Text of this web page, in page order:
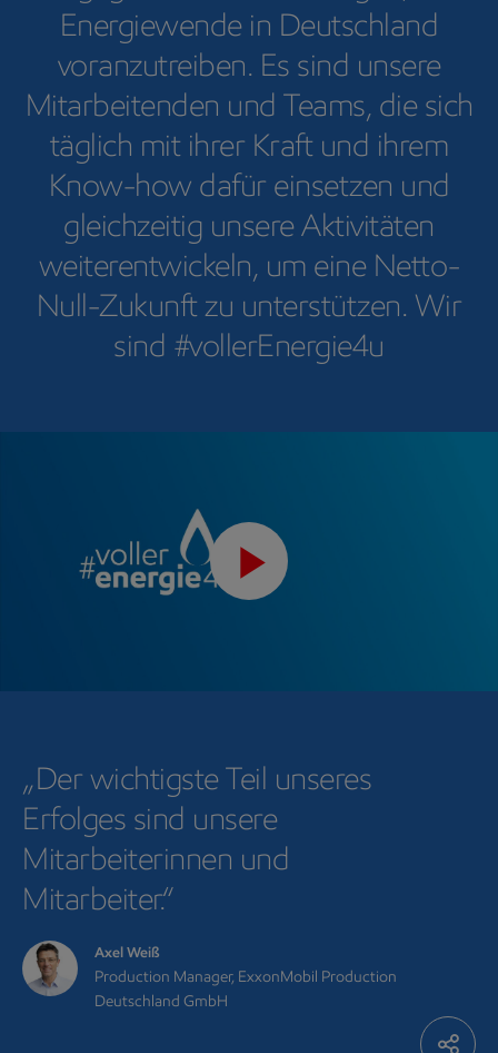
Energiewende in Deutschland
voranzutreiben. Es sind unsere
Mitarbeitenden und Teams, die sich
täglich mit ihrer Kraft und ihrem
Know-how dafür einsetzen und
gleichzeitig unsere Aktivitäten
weiterentwickeln, um eine Netto-
Null-Zukunft zu unterstützen. Wir
sind #vollerEnergie4u
Play
„Der wichtigste Teil unseres
Erfolges sind unsere
Mitarbeiterinnen und
Mitarbeiter.“
Axel Weiß
Production Manager, ExxonMobil Production
Deutschland GmbH